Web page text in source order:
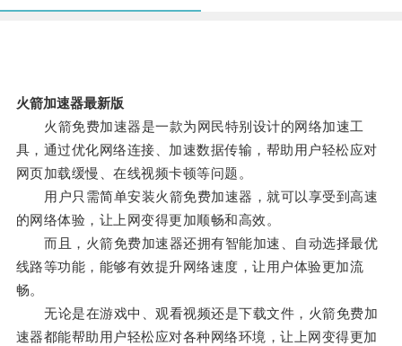
火箭加速器最新版
火箭免费加速器是一款为网民特别设计的网络加速工
具，通过优化网络连接、加速数据传输，帮助用户轻松应对
网页加载缓慢、在线视频卡顿等问题。
用户只需简单安装火箭免费加速器，就可以享受到高速
的网络体验，让上网变得更加顺畅和高效。
而且，火箭免费加速器还拥有智能加速、自动选择最优
线路等功能，能够有效提升网络速度，让用户体验更加流
畅。
无论是在游戏中、观看视频还是下载文件，火箭免费加
速器都能帮助用户轻松应对各种网络环境，让上网变得更加